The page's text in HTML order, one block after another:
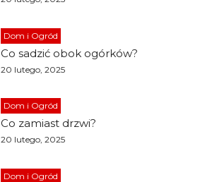
Dom i Ogród
Co sadzić obok ogórków?
20 lutego, 2025
Dom i Ogród
Co zamiast drzwi?
20 lutego, 2025
Dom i Ogród